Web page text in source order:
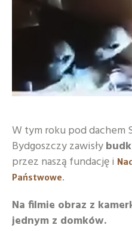
W tym roku pod dachem
Bydgoszczy zawisły
przez naszą fundację i
Państwowe.
Na filmie obraz z
jednym z domków.